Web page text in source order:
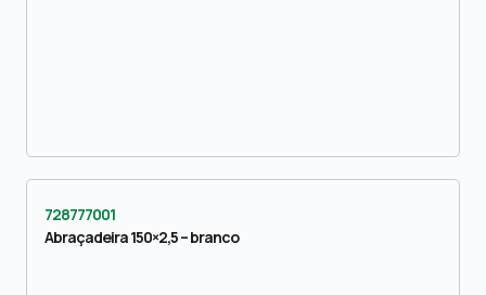
728777001
Abraçadeira 150×2,5 – branco